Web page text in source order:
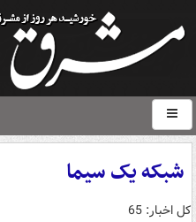
شبکه یک سیما
کل اخبار: 65